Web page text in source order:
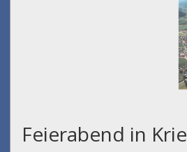
Feierabend in